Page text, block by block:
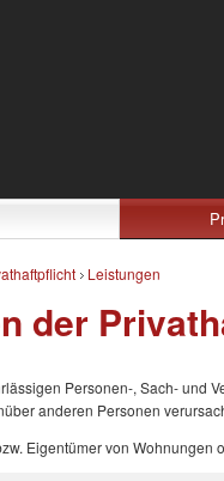
Leistungen
der
Personen-, Sach- und
anderen Personen
Eigentümer von Wohnungen